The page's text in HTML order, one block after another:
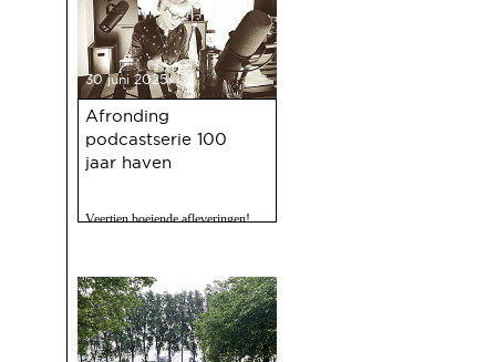
30 juni 2025
Afronding
podcastserie 100
jaar haven
Veertien boeiende afleveringen!